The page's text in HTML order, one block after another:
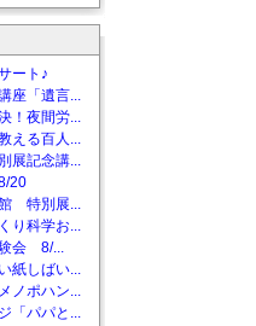
ート♪
座「遺言...
！夜間労...
える百人...
展記念講...
20
特別展...
り科学お...
験会 8/...
紙しばい...
ノポハン...
「パパと...